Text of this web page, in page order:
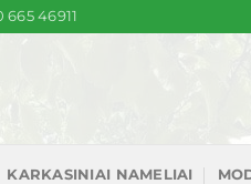
665 46911
KARKASINIAI NAMELIAI